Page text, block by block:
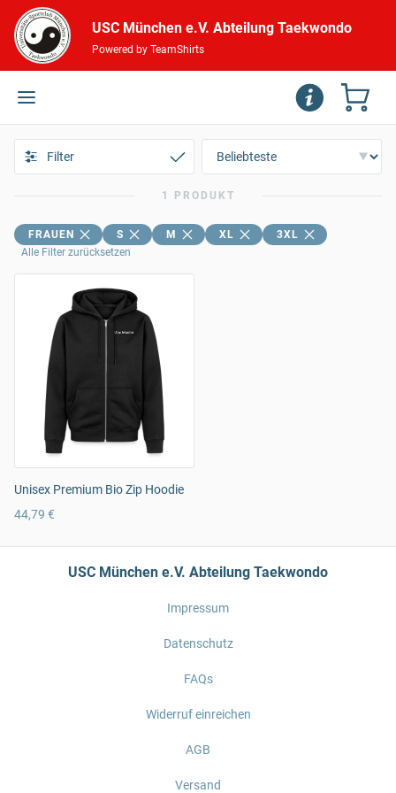
USC München e.V. Abteilung Taekwondo
Powered by TeamShirts
Filter
1 PRODUKT
FRAUEN S M XL
3XL
Alle Filter zurücksetzen
Unisex Premium Bio Zip Hoodie
44,79 €
USC München e.V. Abteilung Taekwondo
Impressum
Datenschutz
FAQs
Widerruf einreichen
AGB
Versand